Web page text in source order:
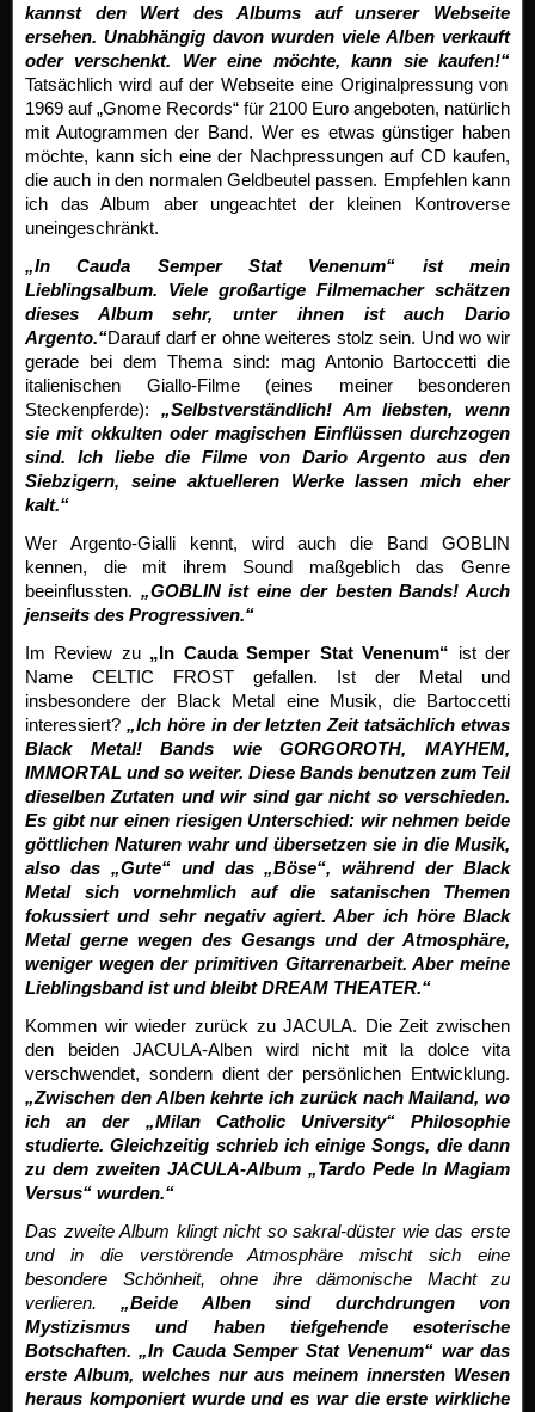
kannst den Wert des Albums auf unserer Webseite
ersehen. Unabhängig davon wurden viele Alben verkauft
oder verschenkt. Wer eine möchte, kann sie kaufen!“
Tatsächlich wird auf der Webseite eine Originalpressung von
1969 auf „Gnome Records“ für 2100 Euro angeboten, natürlich
mit Autogrammen der Band. Wer es etwas günstiger haben
möchte, kann sich eine der Nachpressungen auf CD kaufen,
die auch in den normalen Geldbeutel passen. Empfehlen kann
ich das Album aber ungeachtet der kleinen Kontroverse
uneingeschränkt.
„In Cauda Semper Stat Venenum“ ist mein
Lieblingsalbum. Viele großartige Filmemacher schätzen
dieses Album sehr, unter ihnen ist auch Dario
Argento.“Darauf darf er ohne weiteres stolz sein. Und wo wir
gerade bei dem Thema sind: mag Antonio Bartoccetti die
italienischen Giallo-Filme (eines meiner besonderen
Steckenpferde): „Selbstverständlich! Am liebsten, wenn
sie mit okkulten oder magischen Einflüssen durchzogen
sind. Ich liebe die Filme von Dario Argento aus den
Siebzigern, seine aktuelleren Werke lassen mich eher
kalt.“
Wer Argento-Gialli kennt, wird auch die Band GOBLIN
kennen, die mit ihrem Sound maßgeblich das Genre
beeinflussten. „GOBLIN ist eine der besten Bands! Auch
jenseits des Progressiven.“
Im Review zu „In Cauda Semper Stat Venenum“ ist der
Name CELTIC FROST gefallen. Ist der Metal und
insbesondere der Black Metal eine Musik, die Bartoccetti
interessiert? „Ich höre in der letzten Zeit tatsächlich etwas
Black Metal! Bands wie GORGOROTH, MAYHEM,
IMMORTAL und so weiter. Diese Bands benutzen zum Teil
dieselben Zutaten und wir sind gar nicht so verschieden.
Es gibt nur einen riesigen Unterschied: wir nehmen beide
göttlichen Naturen wahr und übersetzen sie in die Musik,
also das „Gute“ und das „Böse“, während der Black
Metal sich vornehmlich auf die satanischen Themen
fokussiert und sehr negativ agiert. Aber ich höre Black
Metal gerne wegen des Gesangs und der Atmosphäre,
weniger wegen der primitiven Gitarrenarbeit. Aber meine
Lieblingsband ist und bleibt DREAM THEATER.“
Kommen wir wieder zurück zu JACULA. Die Zeit zwischen
den beiden JACULA-Alben wird nicht mit la dolce vita
verschwendet, sondern dient der persönlichen Entwicklung.
„Zwischen den Alben kehrte ich zurück nach Mailand, wo
ich an der „Milan Catholic University“ Philosophie
studierte. Gleichzeitig schrieb ich einige Songs, die dann
zu dem zweiten JACULA-Album „Tardo Pede In Magiam
Versus“ wurden.“
Das zweite Album klingt nicht so sakral-düster wie das erste
und in die verstörende Atmosphäre mischt sich eine
besondere Schönheit, ohne ihre dämonische Macht zu
verlieren.„Beide Alben sind durchdrungen von
Mystizismus und haben tiefgehende esoterische
Botschaften. „In Cauda Semper Stat Venenum“ war das
erste Album, welches nur aus meinem innersten Wesen
heraus komponiert wurde und es war die erste wirkliche